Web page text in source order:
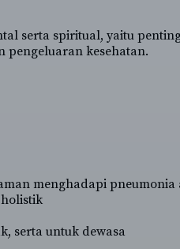
serta spiritual, yaitu
pengeluaran kesehatan.
menghadapi
serta untuk dewasa